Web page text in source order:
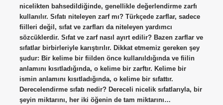
nicelikten bahsedildiğinde, genellikle değerlendirme zarfı
kullanılır. Sıfatı niteleyen zarf mı? Türkçede zarflar, sadece
fiilleri değil, sıfat ve zarfları da niteleyen yardımcı
sözcüklerdir. Sıfat ve zarf nasıl ayırt edilir? Bazen zarflar ve
sıfatlar birbirleriyle karıştırılır. Dikkat etmemiz gereken şey
şudur: Bir kelime bir fiilden önce kullanıldığında ve fiilin
anlamını kısıtladığında, o kelime bir zarftır. Kelime bir
ismin anlamını kısıtladığında, o kelime bir sıfattır.
Derecelendirme sıfatı nedir? Dereceli nicelik sıfatlarıyla, bir
şeyin miktarını, her iki öğenin de tam miktarını…